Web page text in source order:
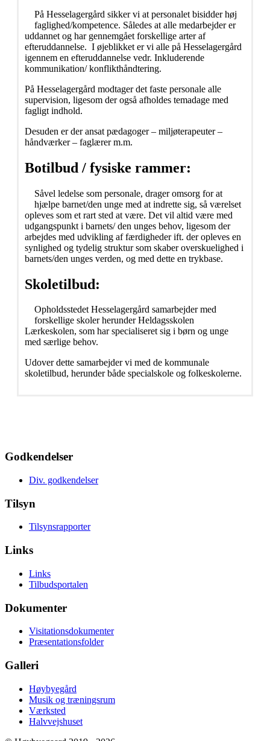
På Hesselagergård sikker vi at personalet bisidder høj
faglighed/kompetence. Således at alle medarbejder er
uddannet og har gennemgået forskellige arter af
efteruddannelse. I øjeblikket er vi alle på Hesselagergård
igennem en efteruddannelse vedr. Inkluderende
kommunikation/ konflikthåndtering.
På Hesselagergård modtager det faste personale alle
supervision, ligesom der også afholdes temadage med
fagligt indhold.
Desuden er der ansat pædagoger – miljøterapeuter –
håndværker – faglærer m.m.
Botilbud / fysiske rammer:
Såvel ledelse som personale, drager omsorg for at
hjælpe barnet/den unge med at indrette sig, så værelset
opleves som et rart sted at være. Det vil altid være med
udgangspunkt i barnets/ den unges behov, ligesom der
arbejdes med udvikling af færdigheder ift. der opleves en
synlighed og tydelig struktur som skaber overskuelighed i
barnets/den unges verden, og med dette en trykbase.
Skoletilbud:
Opholdsstedet Hesselagergård samarbejder med
forskellige skoler herunder Heldagsskolen
Lærkeskolen, som har specialiseret sig i børn og unge
med særlige behov.
Udover dette samarbejder vi med de kommunale
skoletilbud, herunder både specialskole og folkeskolerne.
Godkendelser
Div. godkendelser
Tilsyn
Tilsynsrapporter
Links
Links
Tilbudsportalen
Dokumenter
Visitationsdokumenter
Præsentationsfolder
Galleri
Høybyegård
Musik og træningsrum
Værksted
Halvvejshuset